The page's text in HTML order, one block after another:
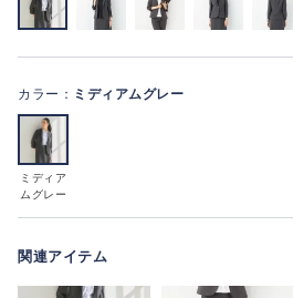
カラー： ミディアムグレー
ミディア
ムグレー
関連アイテム